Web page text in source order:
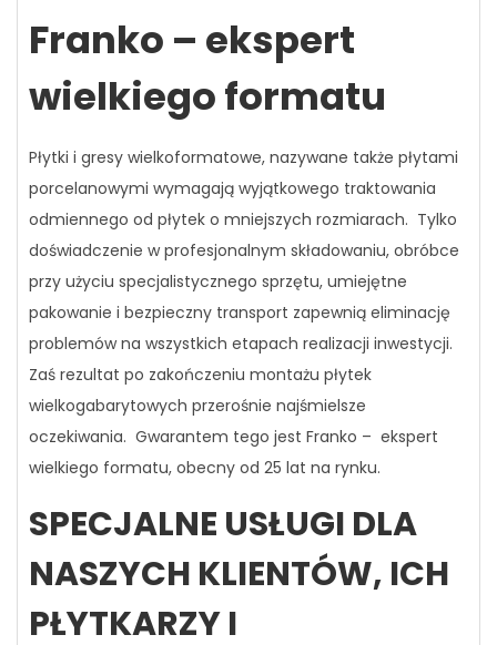
Franko – ekspert
wielkiego formatu
Płytki i gresy wielkoformatowe, nazywane także płytami
porcelanowymi wymagają wyjątkowego traktowania
odmiennego od płytek o mniejszych rozmiarach. Tylko
doświadczenie w profesjonalnym składowaniu, obróbce
przy użyciu specjalistycznego sprzętu, umiejętne
pakowanie i bezpieczny transport zapewnią eliminację
problemów na wszystkich etapach realizacji inwestycji.
Zaś rezultat po zakończeniu montażu płytek
wielkogabarytowych przerośnie najśmielsze
oczekiwania. Gwarantem tego jest Franko – ekspert
wielkiego formatu, obecny od 25 lat na rynku.
SPECJALNE USŁUGI DLA
NASZYCH KLIENTÓW, ICH
PŁYTKARZY I